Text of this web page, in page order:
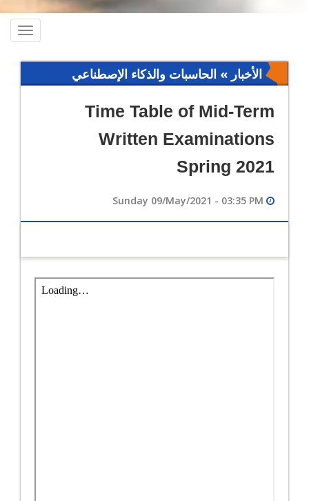
الأخبار » الحاسبات والذكاء الإصطناعي
Time Table of Mid-Term
Written Examinations
Spring 2021